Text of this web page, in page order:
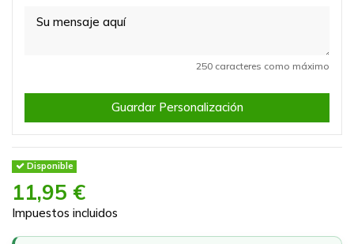
250 caracteres como máximo
Guardar Personalización
Disponible
11,95 €
Impuestos incluidos